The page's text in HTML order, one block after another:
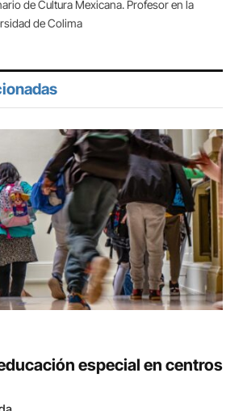
de Cultura Mexicana. Profesor en la
de Colima
especial en centros